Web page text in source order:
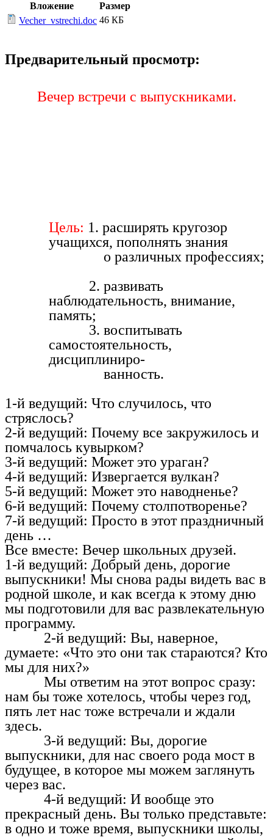
Вложение
Размер
Vecher_vstrechi.doc 46 КБ
Предварительный просмотр:
Вечер встречи с выпускниками.
Цель: 1. расширять кругозор
учащихся, пополнять знания
о различных профессиях;
2. развивать
наблюдательность, внимание,
память;
3. воспитывать
самостоятельность,
дисциплиниро-
ванность.
1-й ведущий: Что случилось, что
стряслось?
2-й ведущий: Почему все закружилось и
помчалось кувырком?
3-й ведущий: Может это ураган?
4-й ведущий: Извергается вулкан?
5-й ведущий: Может это наводненье?
6-й ведущий: Почему столпотворенье?
7-й ведущий: Просто в этот праздничный
день …
Все вместе: Вечер школьных друзей.
1-й ведущий: Добрый день, дорогие
выпускники! Мы снова рады видеть вас в
родной школе, и как всегда к этому дню
мы подготовили для вас развлекательную
программу.
2-й ведущий: Вы, наверное,
думаете: «Что это они так стараются? Кто
мы для них?»
Мы ответим на этот вопрос сразу:
нам бы тоже хотелось, чтобы через год,
пять лет нас тоже встречали и ждали
здесь.
3-й ведущий: Вы, дорогие
выпускники, для нас своего рода мост в
будущее, в которое мы можем заглянуть
через вас.
4-й ведущий: И вообще это
прекрасный день. Вы только представьте:
в одно и тоже время, выпускники школы,